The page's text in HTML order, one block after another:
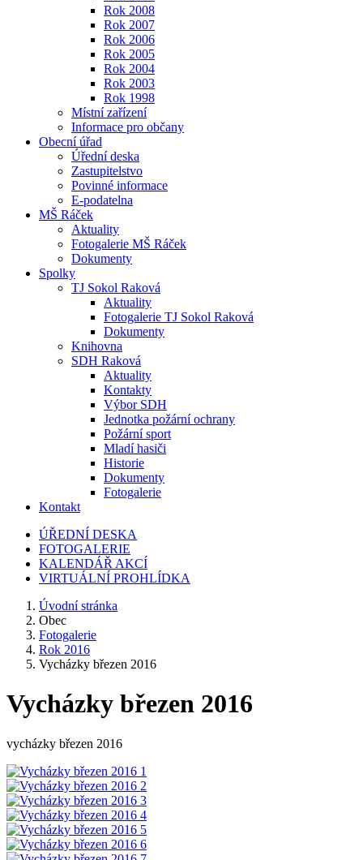
Rok 2008
Rok 2007
Rok 2006
Rok 2005
Rok 2004
Rok 2003
Rok 1998
Místní zařízení
Informace pro občany
Obecní úřad
Úřední deska
Zastupitelstvo
Povinné informace
E-podatelna
MŠ Ráček
Aktuality
Fotogalerie MŠ Ráček
Dokumenty
Spolky
TJ Sokol Raková
Aktuality
Fotogalerie TJ Sokol Raková
Dokumenty
Knihovna
SDH Raková
Aktuality
Kontakty
Výbor SDH
Jednotka požární ochrany
Požární sport
Mladí hasiči
Historie
Dokumenty
Fotogalerie
Kontakt
ÚŘEDNÍ DESKA
FOTOGALERIE
KALENDÁŘ AKCÍ
VIRTUÁLNÍ PROHLÍDKA
Úvodní stránka
Obec
Fotogalerie
Rok 2016
Vycházky březen 2016
Vycházky březen 2016
vycházky březen 2016